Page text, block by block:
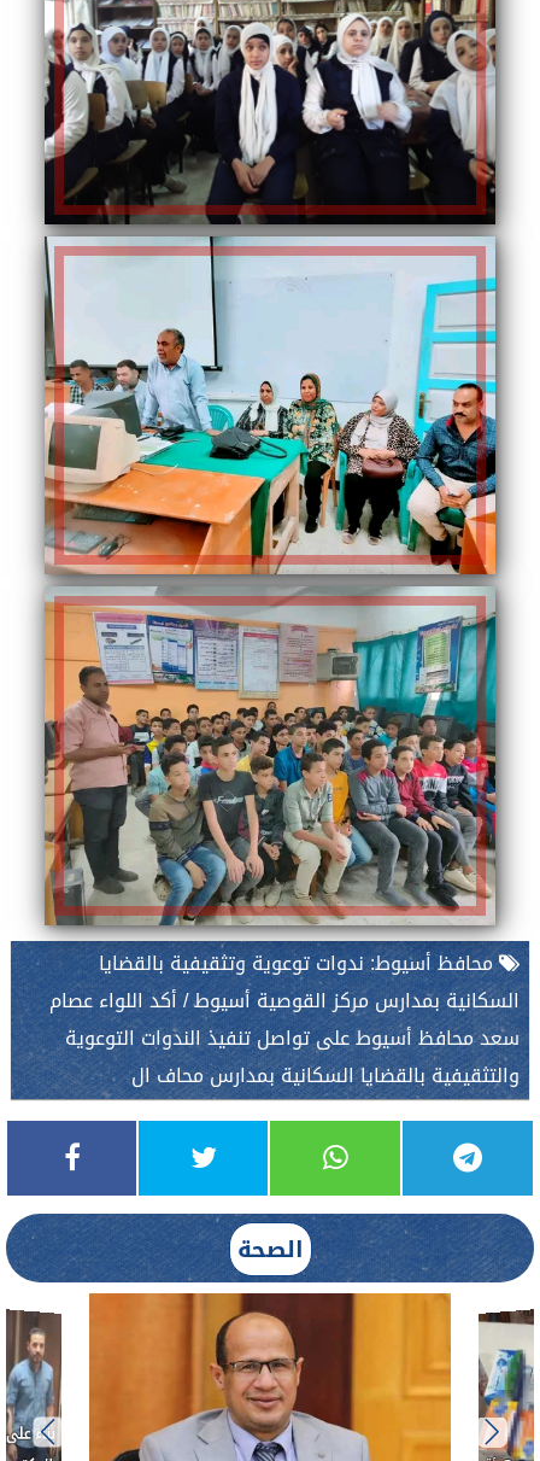
محافظ أسيوط: ندوات توعوية وتثقيفية بالقضايا
السكانية بمدارس مركز القوصية أسيوط / أكد اللواء عصام
سعد محافظ أسيوط على تواصل تنفيذ الندوات التوعوية
والتثقيفية بالقضايا السكانية بمدارس محاف ال
الصحة